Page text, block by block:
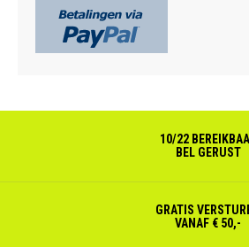
10/22
BEL GERUST
GRATIS
VANAF € 50,-